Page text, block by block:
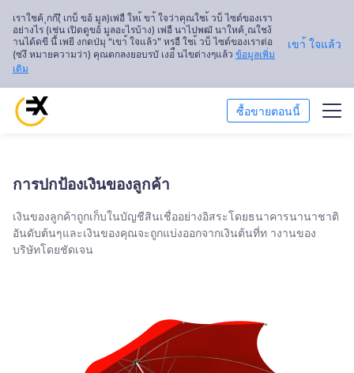
เราใชค้ ุกก้(ี เกบ็ ขอ้ มูล)เพ่อื ใหเ้ ขา้ ใจว่าคุณใชเ้ วบ็ ไซต์ของเรา
อย่างไร (เช่น เปิดดูขอ้ มูลอะไรบ้าง) เพ่อื นาไปพฒั นาใหค้ ุณใชง้
านได้ดขี นึ้ เพยี งกดป่มุ “เขา้ ใจแล้ว” หรอื ใชเ้ วบ็ ไซต์ของเราต่อ
(ซ่งึ หมายความว่า) คุณตกลงยอบรบั เงอ่ื นไขต่างๆแล้ว ข้อมูลเพิ่ม
เติม
เขา้ ใจแล้ว
ซื้อขายตอนนี้
การวิเคราะห์ตลาด
การศึกษา
Trader
การปกป้องเงินของลูกค้า
เงินของลูกค้าถูกเก็บในบัญชีสินเชื่ออย่างอิสระโดยธนาคารนานาชาติ
อันดับต้นๆและเงินของคุณจะถูกแบ่งออกจากเงินต้นที่ท างานของ
บริษัทโดยชัดเจน